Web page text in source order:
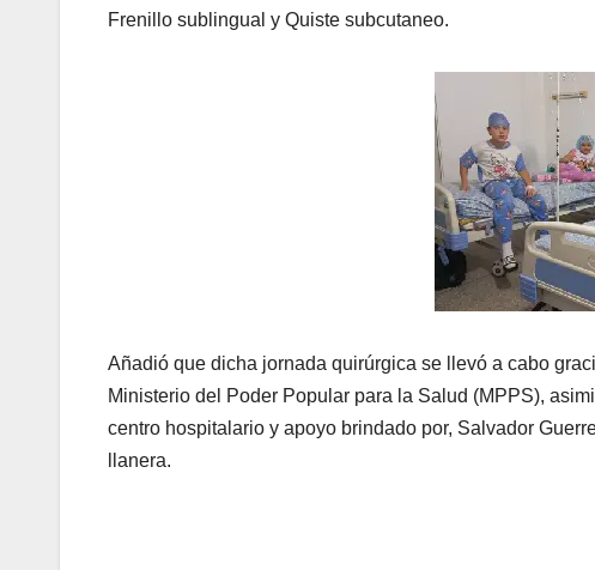
Frenillo sublingual y Quiste subcutaneo.
Añadió que dicha jornada quirúrgica se llevó a cabo
Ministerio del Poder Popular para la Salud (MPPS),
centro hospitalario y apoyo brindado por, Salvador
llanera.